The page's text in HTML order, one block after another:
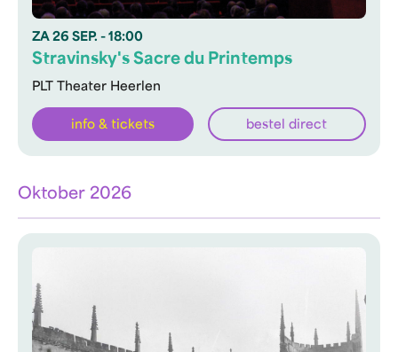
ZA 26 SEP. - 18:00
PLT Theater Heerlen
Stravinsky's Sacre du Printemps
info & tickets bestel direct
Oktober 2026